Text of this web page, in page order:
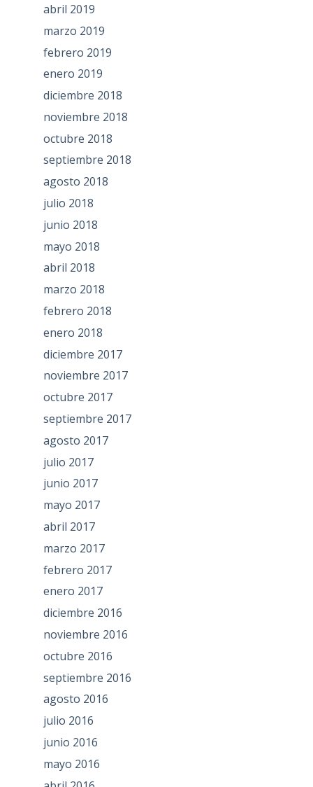
abril 2019
marzo 2019
febrero 2019
enero 2019
diciembre 2018
noviembre 2018
octubre 2018
septiembre 2018
agosto 2018
julio 2018
junio 2018
mayo 2018
abril 2018
marzo 2018
febrero 2018
enero 2018
diciembre 2017
noviembre 2017
octubre 2017
septiembre 2017
agosto 2017
julio 2017
junio 2017
mayo 2017
abril 2017
marzo 2017
febrero 2017
enero 2017
diciembre 2016
noviembre 2016
octubre 2016
septiembre 2016
agosto 2016
julio 2016
junio 2016
mayo 2016